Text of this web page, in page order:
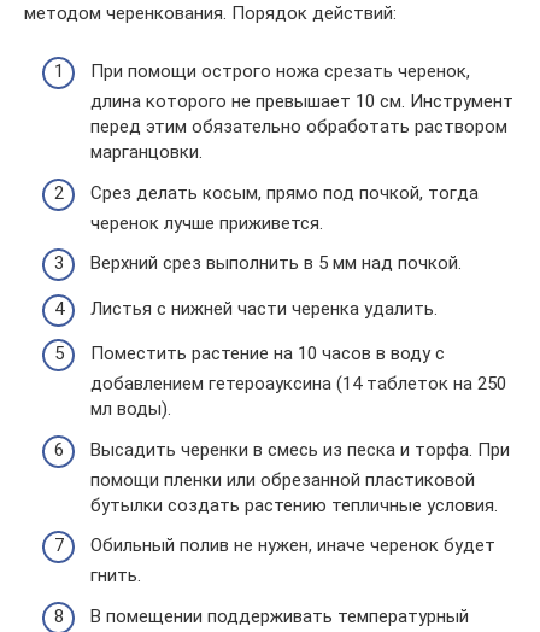
методом черенкования. Порядок действий:
При помощи острого ножа срезать черенок,
длина которого не превышает 10 см. Инструмент
перед этим обязательно обработать раствором
марганцовки.
Срез делать косым, прямо под почкой, тогда
черенок лучше приживется.
Верхний срез выполнить в 5 мм над почкой.
Листья с нижней части черенка удалить.
Поместить растение на 10 часов в воду с
добавлением гетероауксина (14 таблеток на 250
мл воды).
Высадить черенки в смесь из песка и торфа. При
помощи пленки или обрезанной пластиковой
бутылки создать растению тепличные условия.
Обильный полив не нужен, иначе черенок будет
гнить.
В помещении поддерживать температурный